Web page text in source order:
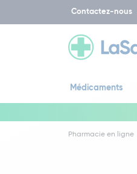
Contactez-nous
Médicaments
Pharmacie en ligne